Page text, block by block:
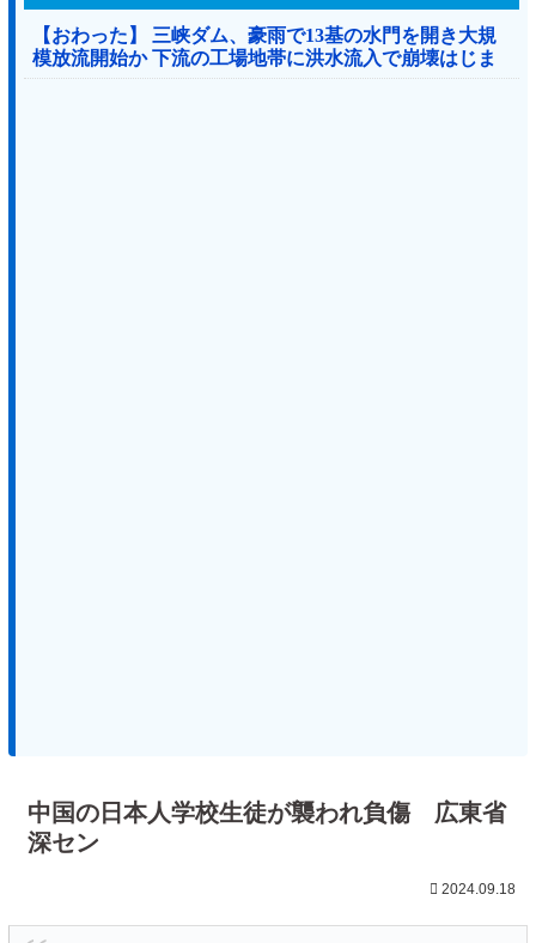
【おわった】 三峡ダム、豪雨で13基の水門を開き大規
模放流開始か 下流の工場地帯に洪水流入で崩壊はじま
る
中国の日本人学校生徒が襲われ負傷 広東省
深セン
2024.09.18